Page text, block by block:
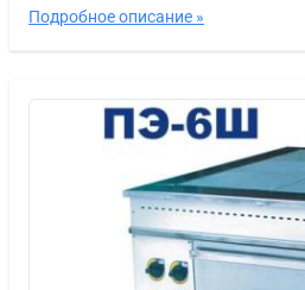
Подробное описание »